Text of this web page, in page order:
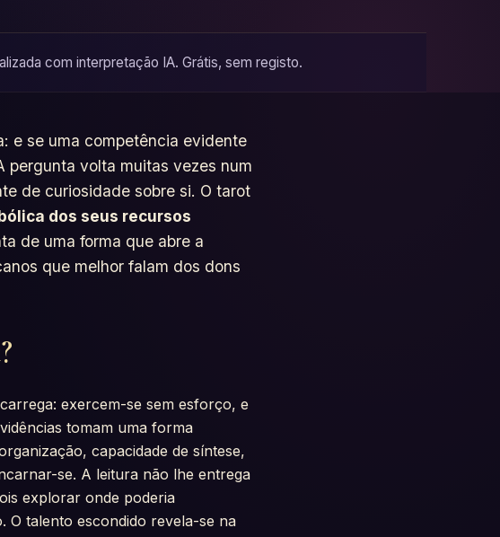
com interpretação IA. Grátis, sem registo.
e se uma competência evidente
pergunta volta muitas vezes num
de curiosidade sobre si. O tarot
dos seus recursos
de uma forma que abre a
que melhor falam dos dons
exercem-se sem esforço, e
tomam uma forma
capacidade de síntese,
se. A leitura não lhe entrega
explorar onde poderia
O talento escondido revela-se na